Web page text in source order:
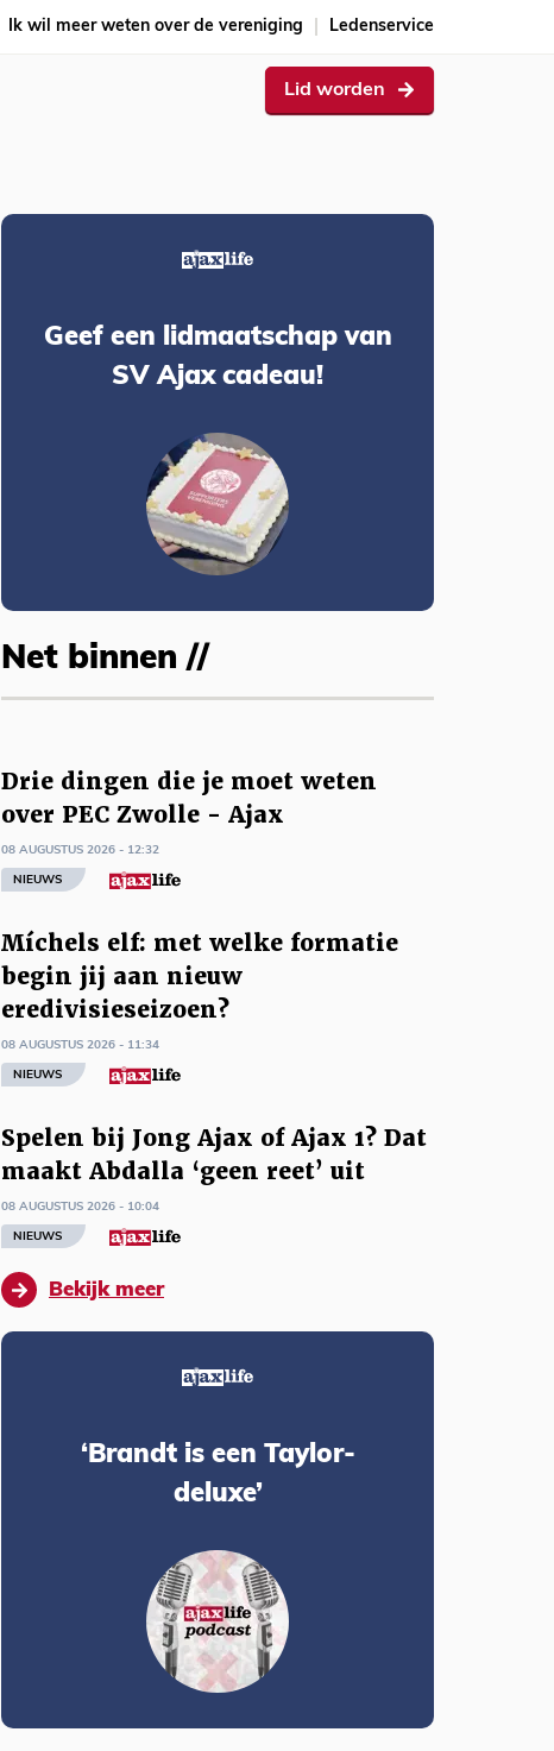
Ik wil meer weten over de vereniging Ledenservice
Lid worden
Geef een lidmaatschap van
SV Ajax cadeau!
Net binnen //
Drie dingen die je moet weten
over PEC Zwolle - Ajax
08 AUGUSTUS 2026 - 12:32
NIEUWS
Míchels elf: met welke formatie
begin jij aan nieuw
eredivisieseizoen?
08 AUGUSTUS 2026 - 11:34
NIEUWS
Spelen bij Jong Ajax of Ajax 1? Dat
maakt Abdalla ‘geen reet’ uit
08 AUGUSTUS 2026 - 10:04
NIEUWS
Bekijk meer
‘Brandt is een Taylor-
deluxe’